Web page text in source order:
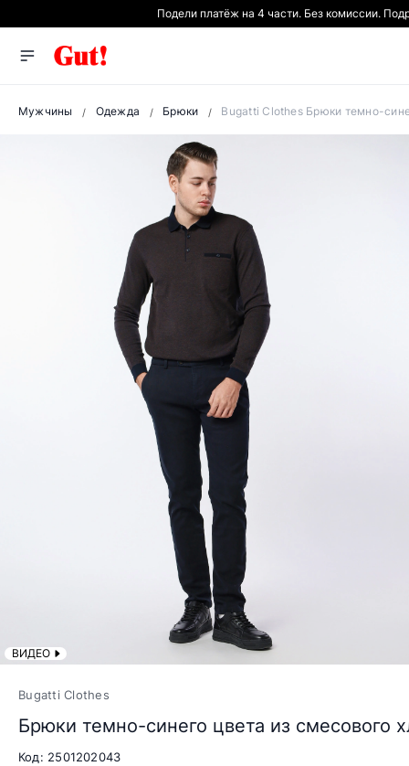
Подели платёж на 4 части. Без комиссии.
Мужчины Одежда Брюки Bugatti Clothes Брюки темно-
ВИДЕО
Bugatti Clothes
Брюки темно-синего цвета из смесового
Код: 2501202043